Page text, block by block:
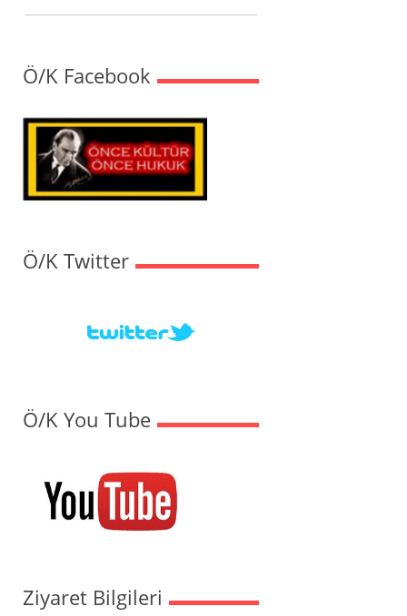
Ö/K Facebook
Ö/K Twitter
Ö/K You Tube
Ziyaret Bilgileri